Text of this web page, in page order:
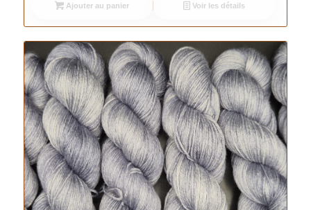
Ajouter au panier Voir les détails